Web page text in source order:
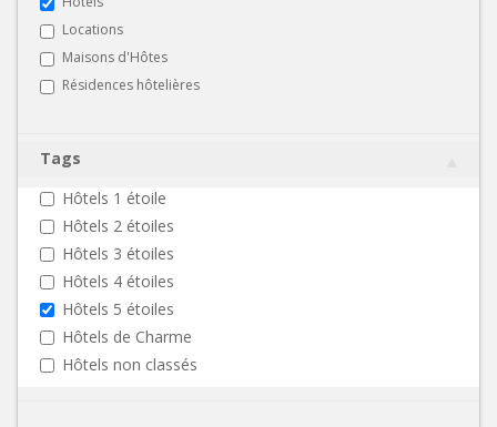
Locations
Maisons d'Hôtes
Résidences hôtelières
Tags
Hôtels 1 étoile
Hôtels 2 étoiles
Hôtels 3 étoiles
Hôtels 4 étoiles
Hôtels 5 étoiles
Hôtels de Charme
Hôtels non classés